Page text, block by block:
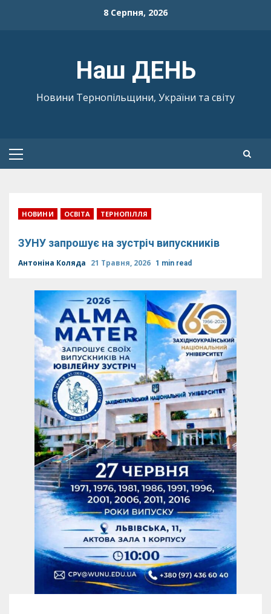
8 Серпня, 2026
Наш ДЕНЬ
Новини Тернопільщини, України та світу
Primary
НОВИНИ ОСВІТА ТЕРНОПІЛЛЯ
ЗУНУ запрошує на зустріч випускників
Антоніна Коляда 21 Травня, 2026 1 min read